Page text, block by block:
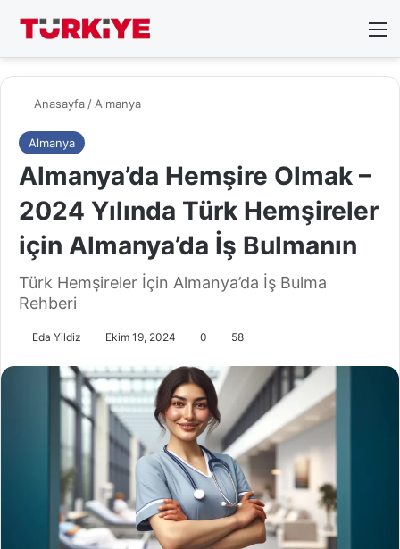
Anasayfa / Almanya
Almanya
Almanya’da Hemşire Olmak –
2024 Yılında Türk Hemşireler
için Almanya’da İş Bulmanın
Türk Hemşireler İçin Almanya’da İş Bulma
Rehberi
Eda Yildiz Ekim 19, 2024 0 58